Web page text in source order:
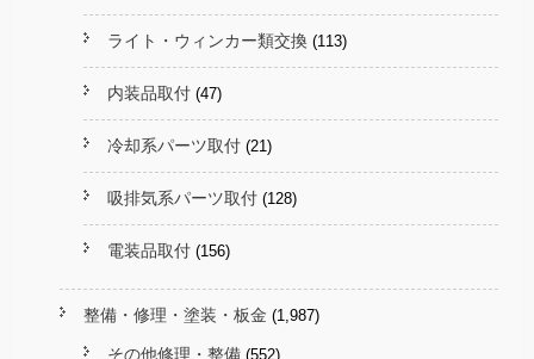
ライト・ウィンカー類交換 (113)
内装品取付 (47)
冷却系パーツ取付 (21)
吸排気系パーツ取付 (128)
電装品取付 (156)
整備・修理・塗装・板金 (1,987)
その他修理・整備 (552)